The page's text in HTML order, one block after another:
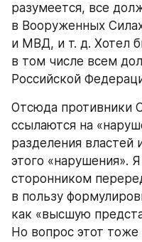
разумеется, все
в Вооруженных
и МВД, и т. д. Хотел
в том числе всем
Российской
Отсюда противники
ссылаются на
разделения властей
этого «нарушения».
сторонником
в пользу
как «высшую
Но вопрос этот